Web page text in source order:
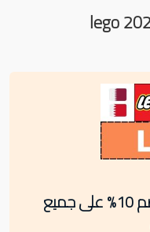
كوبون خصم ليغو lego خصم 10% على جميع